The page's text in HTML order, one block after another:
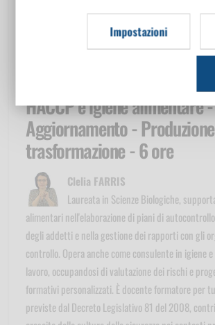
Tutela del consumatore sensibile
Allergeni e normativa
Docente del corso online in
HACCP e igiene alimentare -
Aggiornamento -
trasformazione - 6 ore
Clelia FARRIS
Laureata in Scienze Biologiche,
alimentari nell'elaborazione di piani di
degli addetti e nella gestione dei rapporti con gli
controllo. Opera anche come consulente in igiene
lavoro, occupandosi di valutazione dei rischi e
formativi personalizzati. È docente formatore per
previste dal Decreto Legislativo 81 del 2008,
Impostazioni